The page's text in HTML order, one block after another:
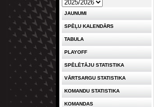
JAUNUMI
SPĒĻU KALENDĀRS
TABULA
PLAYOFF
SPĒLĒTĀJU STATISTIKA
VĀRTSARGU STATISTIKA
KOMANDU STATISTIKA
KOMANDAS